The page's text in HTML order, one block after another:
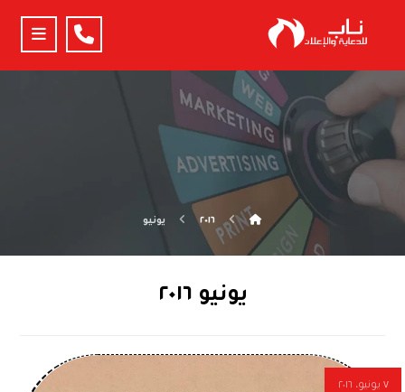
٢٠١٦ يونيو
يونيو ٢٠١٦
٧ يونيو، ٢٠١٦